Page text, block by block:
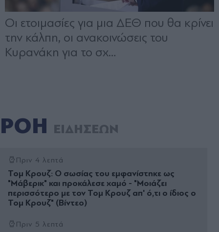
ΡΟΗ ΕΙΔΗΣΕΩΝ
Πριν 4 λεπτά
Τομ Κρουζ: Ο σωσίας του εμφανίστηκε ως
"Μάβερικ" και προκάλεσε χαμό - "Μοιάζει
περισσότερο με τον Τομ Κρουζ απ' ό,τι ο ίδιος ο
Τομ Κρουζ" (Βίντεο)
Πριν 5 λεπτά